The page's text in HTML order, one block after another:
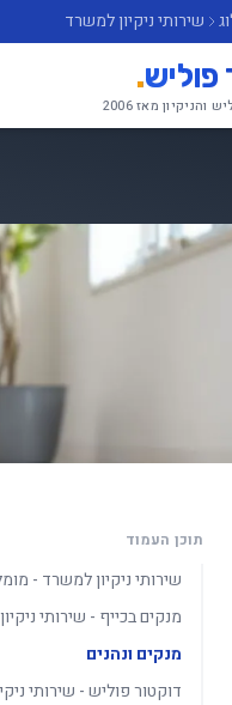
שירותי ניקיון למשרד
פוליש.
והניקיון מאז 2006
תוכן העמוד
שירותי ניקיון למשרד - מומלץ
מנקים בכייף - שירותי
מנקים ונהנים
דוקטור פוליש - שירותי